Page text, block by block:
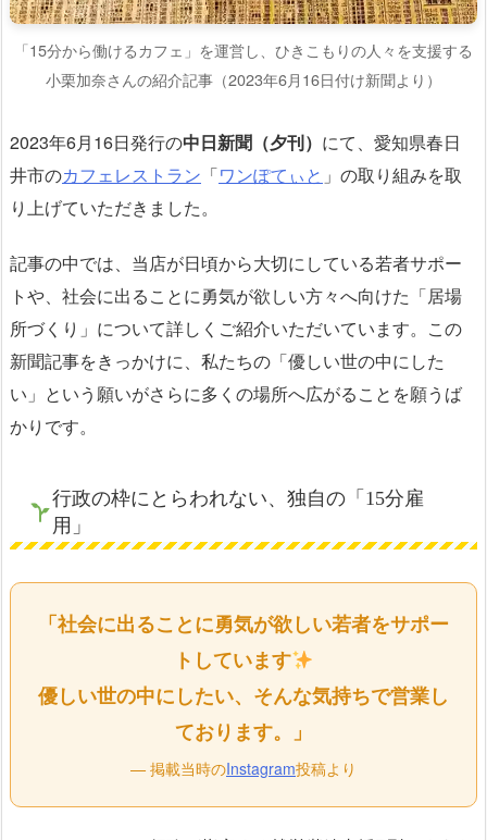
「15分から働けるカフェ」を運営し、ひきこもりの人々を支援する
小栗加奈さんの紹介記事（2023年6月16日付け新聞より）
2023年6月16日発行の中日新聞（夕刊） にて、愛知県春日
井市のカフェレストラン 「ワンぽてぃと 」の取り組みを取
り上げていただきました。
記事の中では、当店が日頃から大切にしている若者サポー
トや、社会に出ることに勇気が欲しい方々へ向けた「居場
所づくり」について詳しくご紹介いただいています。この
新聞記事をきっかけに、私たちの「優しい世の中にした
い」という願いがさらに多くの場所へ広がることを願うば
かりです。
行政の枠にとらわれない、独自の「15分雇
用」
「社会に出ることに勇気が欲しい若者をサポー
トしています
優しい世の中にしたい、そんな気持ちで営業し
ております。」
— 掲載当時のInstagram投稿より